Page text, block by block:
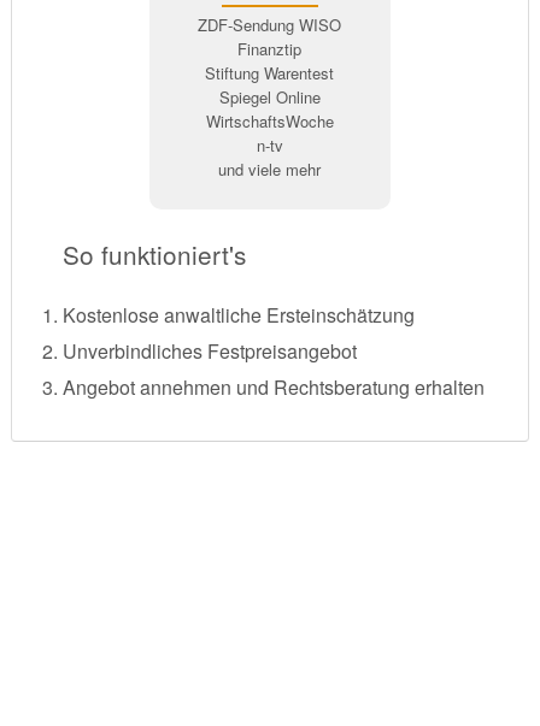
ZDF-Sendung WISO
Finanztip
Stiftung Warentest
Spiegel Online
WirtschaftsWoche
n-tv
und viele mehr
So funktioniert's
Kostenlose anwaltliche Ersteinschätzung
Unverbindliches Festpreisangebot
Angebot annehmen und Rechtsberatung erhalten